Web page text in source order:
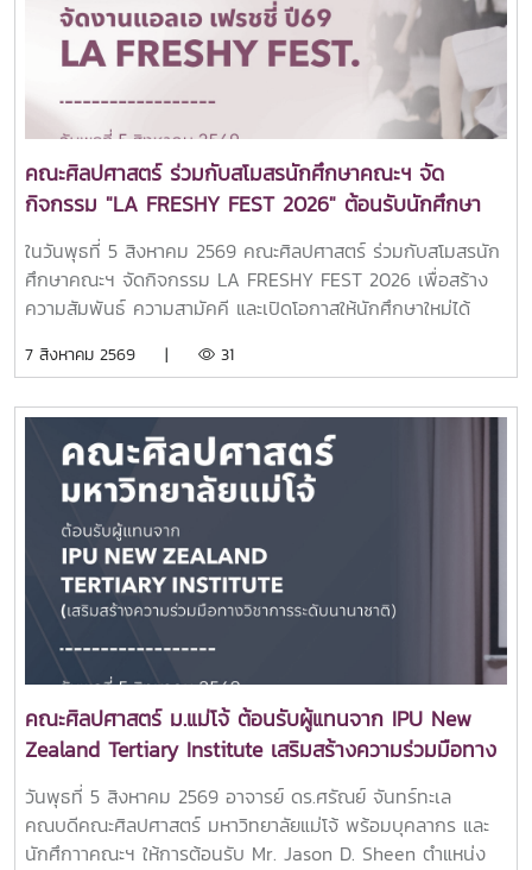
ออกแบบสื่อสร้างสรรค์ คณะศิลปศาสตร์ มหาวิทยาลัยแม่โจ้ทั้งนี้
คณะศิลปศาสตร์ได้แนะนำหลักสูตรระดับปริญญาตรีทั้ง 6
หลักสูตร ได้แก่สาขาวิชานิเทศศาสตร์บูรณาการสาขาวิชาภาษา
อังกฤษสาขาวิชานวัตกรรมสังคมสาขาวิชาภาษาไทยสำหรับชาว
ต่างประเทศสาขาวิชาภาษาจีนเพื่อการสื่อสาร (หลักสูตรใหม่)สาขา
วิชาวิทยาศาสตร์การกีฬาและการออกกำลังกาย (หลักสูตร
ใหม่)บรรยากาศการศึกษาดูงานเป็นไปอย่างอบอุ่นและเป็นกันเอง
นักเรียนได้ร่วมรับฟังข้อมูลหลักสูตร แลกเปลี่ยนประสบการณ์กับ
คณาจารย์ และเยี่ยมชมสิ่งอำนวยความสะดวกของคณะ เพื่อ
เตรียมความพร้อมในการวางแผนศึกษาต่อและค้นหาเส้นทางการ
เรียนที่เหมาะสมกับตนเอง.
คณะศิลปศาสตร์ ร่วมกับสโมสรนักศึกษาคณะฯ จัด
กิจกรรม "LA FRESHY FEST 2026" ต้อนรับนักศึกษา
ใหม่อย่างอบอุ่น
ในวันพุธที่ 5 สิงหาคม 2569 คณะศิลปศาสตร์ ร่วมกับสโมสรนัก
ศึกษาคณะฯ จัดกิจกรรม LA FRESHY FEST 2026 เพื่อสร้าง
ความสัมพันธ์ ความสามัคคี และเปิดโอกาสให้นักศึกษาใหม่ได้
แสดงจากตัวแทนนักศึกษาชั้นปีที่ 1 ของแต่ละสาขาวิชา ท่ามกลาง
มหาวิทยาลัยแม่โจ้โอกาสนี้ได้รับเกียรติจาก อาจารย์ ดร.ศรัณย์
จันทร์ทะเล คณบดีคณะศิลปศาสตร์ เป็นประธานในพิธีเปิด
กิจกรรม พร้อมกล่าวต้อนรับและให้โอวาทแก่นักศึกษาใหม่ เพื่อ
สร้างขวัญกำลังใจในการเริ่มต้นชีวิตในรั้วมหาวิทยาลัย และส่ง
เสริมการมีส่วนร่วมในกิจกรรมของคณะกิจกรรมดังกล่าวสะท้อน
ถึงความมุ่งมั่นของคณะศิลปศาสตร์ในการส่งเสริมการพัฒนา
นักศึกษาให้มีทั้งความรู้ ความสามารถ ทักษะการทำงานร่วมกับผู้
อื่น และความภาคภูมิใจในการเป็นส่วนหนึ่งของครอบครัว
ศิลปศาสตร์ มหาวิทยาลัยแม่โจ้ ผ่านกิจกรรมสร้างสรรค์ที่ช่วย
เสริมสร้างความผูกพันระหว่างรุ่นพี่และรุ่นน้องอย่างอบอุ่นและ
ประทับใจ.ขอบคุณภาพบรรยากาศจากน้องๆ ทีมสโมสรนักศึกษา
ศิลปศาสตร์ แม่โจ้
7 สิงหาคม 2569 | 31
คณะศิลปศาสตร์ ม.แม่โจ้ ต้อนรับผู้แทนจาก IPU New
Zealand Tertiary Institute เสริมสร้างความร่วมมือทาง
วิชาการระดับนานาชาติ
วันพุธที่ 5 สิงหาคม 2569 อาจารย์ ดร.ศรัณย์ จันทร์ทะเล
คณบดีคณะศิลปศาสตร์ มหาวิทยาลัยแม่โจ้ พร้อมบุคลากร และ
นักศึกาาคณะฯ ให้การต้อนรับ Mr. Jason D. Sheen ตำแหน่ง